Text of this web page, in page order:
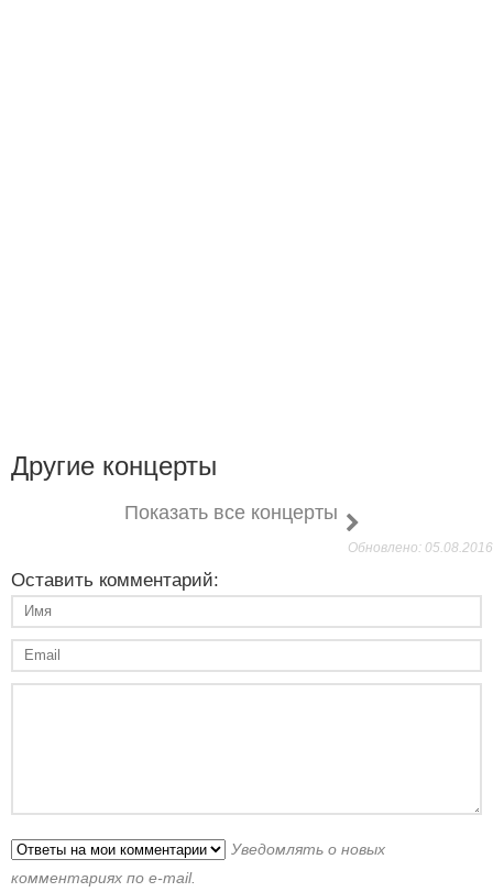
Другие концерты
Показать все концерты
Обновлено: 05.08.2016
Оставить комментарий:
Уведомлять о новых
комментариях по e-mail.